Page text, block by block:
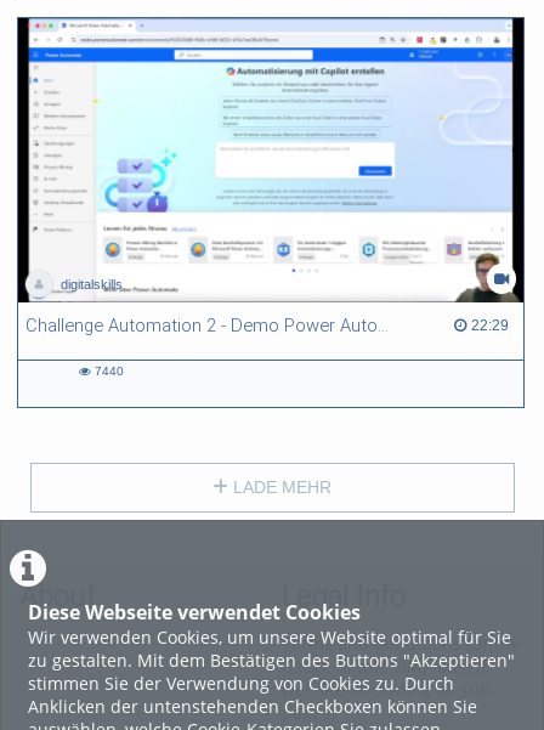
Diese Webseite verwendet Cookies
Wir verwenden Cookies, um unsere Website optimal für Sie
zu gestalten. Mit dem Bestätigen des Buttons "Akzeptieren"
stimmen Sie der Verwendung von Cookies zu. Durch
Anklicken der untenstehenden Checkboxen können Sie
digitalskills
Challenge Automation 2 - Demo Power Automate 22:29
22:29 duration
7440
LADE MEHR
About Legal Info
Terms and Conditions for the
Usage of this ViMP based
website (including all sub-
pages)